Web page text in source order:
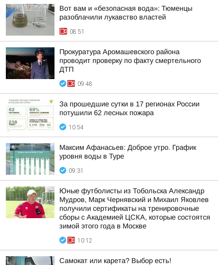
Вот вам и «безопасная вода»: Тюменцы
разоблачили лукавство властей
08:51
Прокуратура Аромашевского района
проводит проверку по факту смертельного
ДТП
09:48
За прошедшие сутки в 17 регионах России
потушили 62 лесных пожара
10:54
Максим Афанасьев: Доброе утро. График
уровня воды в Туре
09:31
Юные футболисты из Тобольска Александр
Мудров, Марк Чернявский и Михаил Яковлев
получили сертификаты на тренировочные
сборы с Академией ЦСКА, которые состоятся
зимой этого года в Москве
10:12
Самокат или карета? Выбор есть!